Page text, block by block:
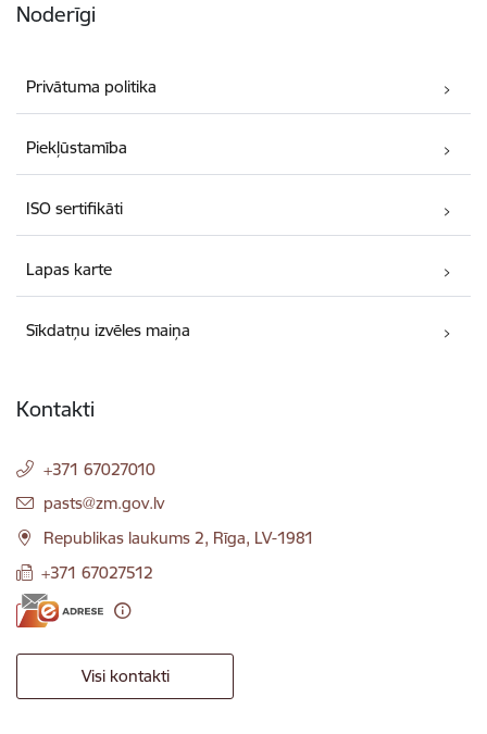
Noderīgi
Privātuma politika
Piekļūstamība
ISO sertifikāti
Lapas karte
Sīkdatņu izvēles maiņa
Kontakti
+371 67027010
E-pasts:
pasts@zm.gov.lv
Republikas laukums 2, Rīga, LV-1981
+371 67027512
Visi kontakti